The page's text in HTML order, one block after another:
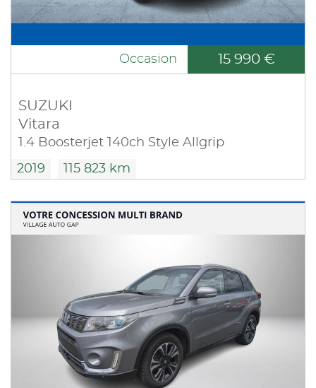
Occasion 15 990 €
SUZUKI
Vitara
1.4 Boosterjet 140ch Style Allgrip
2019 115 823 km